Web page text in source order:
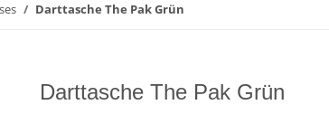
Darttasche The Pak Grün
Darttasche The Pak Grün